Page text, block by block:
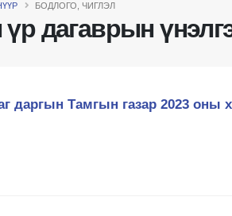
БОДЛОГО, ЧИГЛЭЛ
дагаврын
даргын Тамгын газар 2023 оны